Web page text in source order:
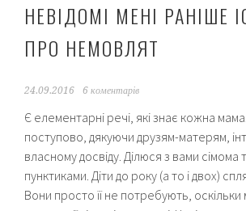
НЕВІДОМІ МЕНІ РАНІШЕ
ПРО НЕМОВЛЯТ
24.09.2016 6 коментарів
Є елементарні речі, які знає кожна
поступово, дякуючи друзям-матерям,
власному досвіду. Ділюся з вами сімома
пунктиками. Діти до року (а то і двох)
Вони просто її не потребують, оскільки